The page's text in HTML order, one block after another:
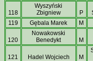
118
Wyszyński
Zbigniew
P
119
Gębala Marek M
120
Nowakowski
Benedykt
M
121 Hadel Wojciech M